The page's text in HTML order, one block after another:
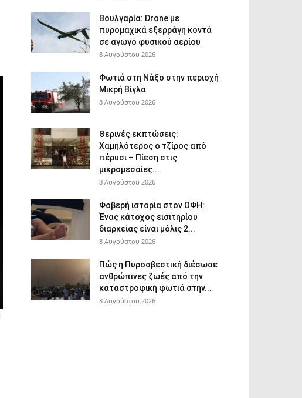
Βουλγαρία: Drone με
πυρομαχικά εξερράγη κοντά
σε αγωγό φυσικού αερίου
8 Αυγούστου 2026
Φωτιά στη Νάξο στην περιοχή
Μικρή Βίγλα
8 Αυγούστου 2026
Θερινές εκπτώσεις:
Χαμηλότερος ο τζίρος από
πέρυσι – Πίεση στις
μικρομεσαίες...
8 Αυγούστου 2026
Φοβερή ιστορία στον ΟΦΗ:
Ένας κάτοχος εισιτηρίου
διαρκείας είναι μόλις 2...
8 Αυγούστου 2026
Πώς η Πυροσβεστική διέσωσε
ανθρώπινες ζωές από την
καταστροφική φωτιά στην...
8 Αυγούστου 2026